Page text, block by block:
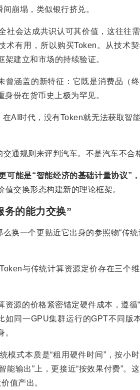
崩塌，类似银行挤兑。
社会达成共识认可其价值，这往往
有用，所以购买Token。从技术
建立和市场的持续验证。
涵盖的新特征：它既是消费品（
份在货币史上极为罕见。
AI时代，没有Token就无法获取智
通规则来评判汽车。不是汽车不合
可能是“智能经济的基础计量协议”
交换形态构建新的理论框架。
务的能力交换”
换一个更贴近它出身的参照物“传
与传统计算资源定价存在三个
资源的价格紧密锚定硬件成本，遵循
如同一GPU集群运行的GPT不同版
模式本质是“租用硬件时间”，按小
输出”上，更接近“按效果付费”。
值产出。